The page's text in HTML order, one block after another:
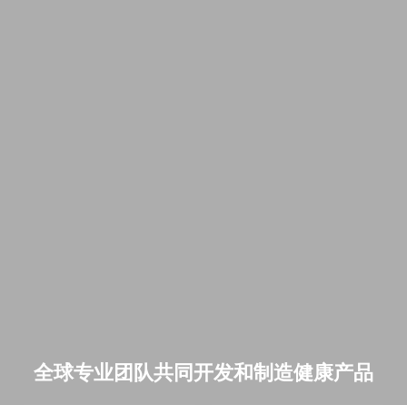
全球专业团队共同开发和制造健康产品